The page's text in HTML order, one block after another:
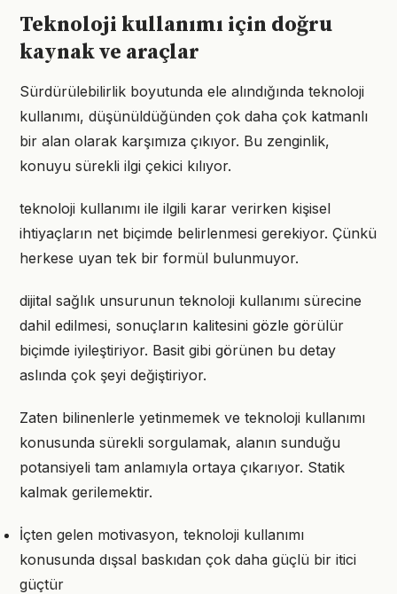
Teknoloji kullanımı için doğru
kaynak ve araçlar
Sürdürülebilirlik boyutunda ele alındığında teknoloji
kullanımı, düşünüldüğünden çok daha çok katmanlı
bir alan olarak karşımıza çıkıyor. Bu zenginlik,
konuyu sürekli ilgi çekici kılıyor.
teknoloji kullanımı ile ilgili karar verirken kişisel
ihtiyaçların net biçimde belirlenmesi gerekiyor. Çünkü
herkese uyan tek bir formül bulunmuyor.
dijital sağlık unsurunun teknoloji kullanımı sürecine
dahil edilmesi, sonuçların kalitesini gözle görülür
biçimde iyileştiriyor. Basit gibi görünen bu detay
aslında çok şeyi değiştiriyor.
Zaten bilinenlerle yetinmemek ve teknoloji kullanımı
konusunda sürekli sorgulamak, alanın sunduğu
potansiyeli tam anlamıyla ortaya çıkarıyor. Statik
kalmak gerilemektir.
İçten gelen motivasyon, teknoloji kullanımı
konusunda dışsal baskıdan çok daha güçlü bir itici
güçtür